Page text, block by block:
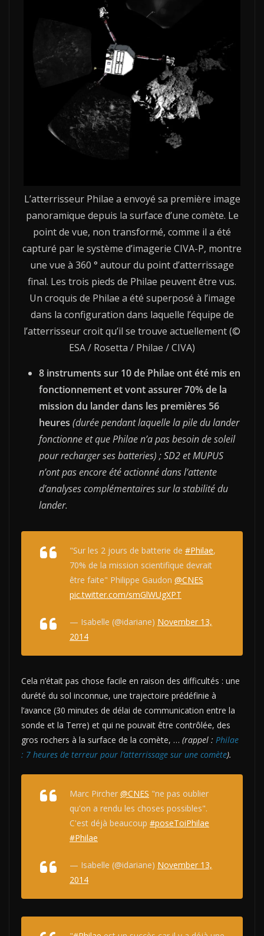
L’atterrisseur Philae a envoyé sa première image
panoramique depuis la surface d’une comète. Le
point de vue, non transformé, comme il a été
capturé par le système d’imagerie CIVA-P, montre
une vue à 360 ° autour du point d’atterrissage
final. Les trois pieds de Philae peuvent être vus.
Un croquis de Philae a été superposé à l’image
dans la configuration dans laquelle l’équipe de
l’atterrisseur croit qu’il se trouve actuellement (©
ESA / Rosetta / Philae / CIVA)
8 instruments sur 10 de Philae ont été mis en
fonctionnement et vont assurer 70% de la
mission du lander dans les premières 56
heures (durée pendant laquelle la pile du lander
fonctionne et que Philae n’a pas besoin de soleil
pour recharger ses batteries) ; SD2 et MUPUS
n’ont pas encore été actionné dans l’attente
d’analyses complémentaires sur la stabilité du
lander.
"Sur les 2 jours de batterie de #Philae,
70% de la mission scientifique devrait
être faite" Philippe Gaudon @CNES
pic.twitter.com/smGlWUgXPT
— Isabelle (@idariane) November 13,
2014
Cela n’était pas chose facile en raison des difficultés : une
durété du sol inconnue, une trajectoire prédéfinie à
l’avance (30 minutes de délai de communication entre la
sonde et la Terre) et qui ne pouvait être contrôlée, des
gros rochers à la surface de la comète, … (rappel : Philae
: 7 heures de terreur pour l’atterrissage sur une comète).
Marc Pircher @CNES "ne pas oublier
qu'on a rendu les choses possibles".
C'est déjà beaucoup #poseToiPhilae
#Philae
— Isabelle (@idariane) November 13,
2014